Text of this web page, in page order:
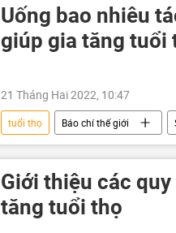
Uống bao nhiêu
giúp gia tăng tuổi
21 Tháng Hai 2022, 10:47
tuổi thọ Báo chí thế giới
Giới thiệu các
tăng tuổi thọ